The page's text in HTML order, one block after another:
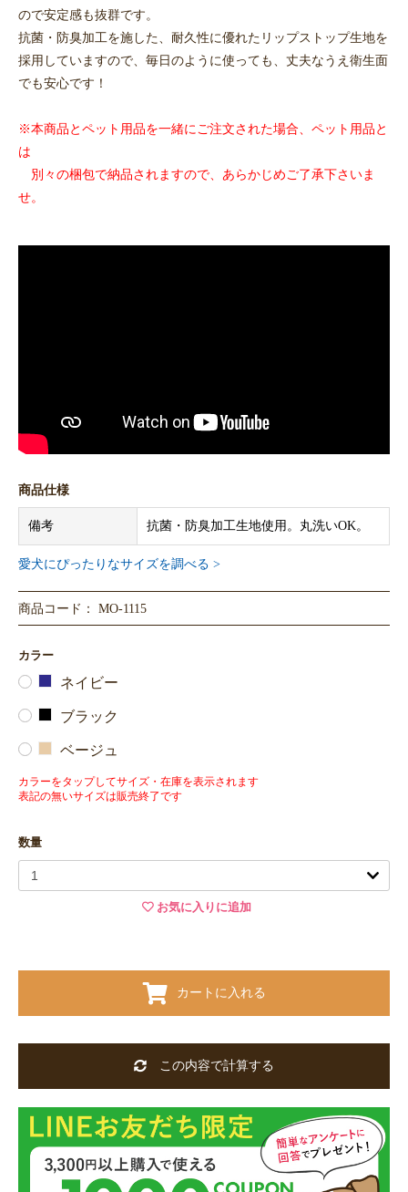
ので安定感も抜群です。
抗菌・防臭加工を施した、耐久性に優れたリップストップ生地を
採用していますので、毎日のように使っても、丈夫なうえ衛生面
でも安心です！
※本商品とペット用品を一緒にご注文された場合、ペット用品と
は
別々の梱包で納品されますので、あらかじめご了承下さいま
せ。
商品仕様
備考 抗菌・防臭加工生地使用。丸洗いOK。
愛犬にぴったりなサイズを調べる >
商品コード： MO-1115
カラー
ネイビー
ブラック
ベージュ
カラーをタップしてサイズ・在庫を表示されます
表記の無いサイズは販売終了です
数量
お気に入りに追加
カートに入れる
この内容で計算する